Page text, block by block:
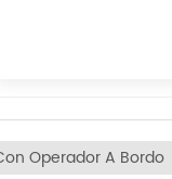
Operador A Bordo